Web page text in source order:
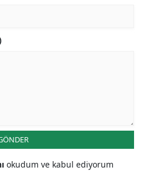
okudum ve kabul ediyorum